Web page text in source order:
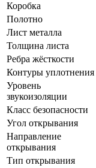
Коробка
Полотно
Лист металла
Толщина листа
Ребра жёсткости
Контуры уплотнения
Уровень
звукоизоляции
Класс безопасности
Угол открывания
Направление
открывания
Тип открывания